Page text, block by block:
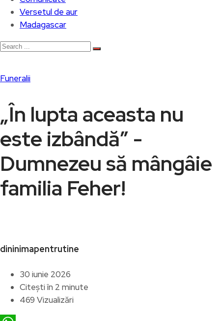
Versetul de aur
Madagascar
Funeralii
„În lupta aceasta nu
este izbândă” -
Dumnezeu să mângâie
familia Feher!
dininimapentrutine
30 iunie 2026
Citești în 2 minute
469 Vizualizări